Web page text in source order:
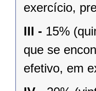
exercício,
III - 15%
que se
efetivo, em